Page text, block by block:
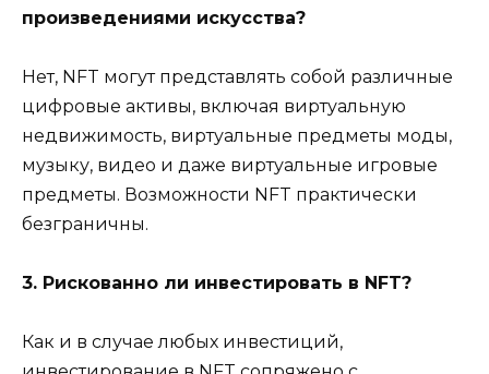
произведениями искусства?
Нет, NFT могут представлять собой различные
цифровые активы, включая виртуальную
недвижимость, виртуальные предметы моды,
музыку, видео и даже виртуальные игровые
предметы. Возможности NFT практически
безграничны.
3. Рискованно ли инвестировать в NFT?
Как и в случае любых инвестиций,